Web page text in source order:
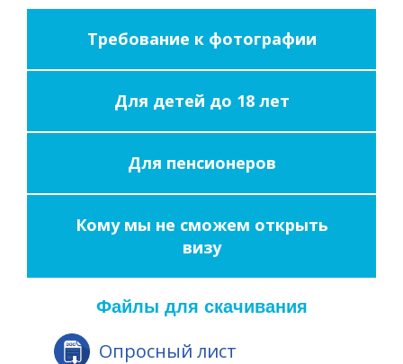
Требование к фотографии
Для детей до 18 лет
Для пенсионеров
Кому мы не сможем открыть
визу
Файлы для скачивания
Опросный лист